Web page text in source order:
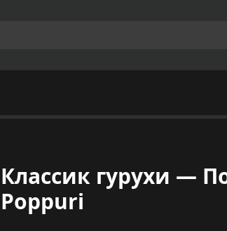
Классик гурухи —
Poppuri